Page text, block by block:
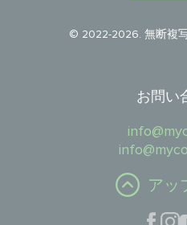
© 2022-2026. 無断複
お問い
アッ